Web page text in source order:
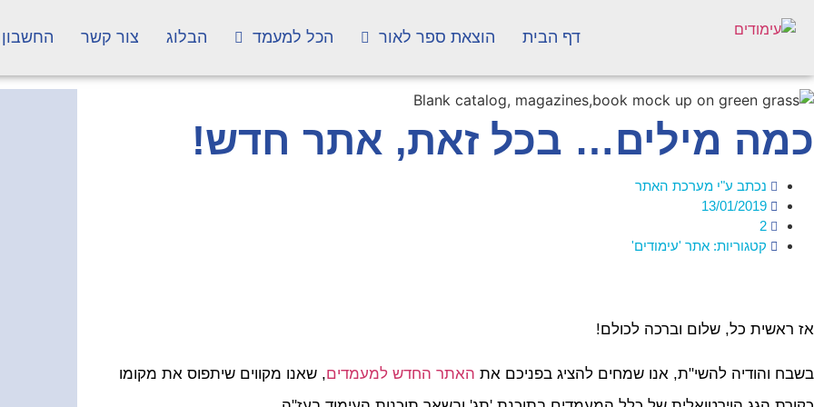
דף הבית הוצאת ספר לאור הכל למעמד הבלוג צור קשר
כמה מילים… בכל זאת, אתר חדש!
נכתב ע"י מערכת האתר
13/01/2019
2
קטגוריות: אתר 'עימודים'
אז ראשית כל, שלום וברכה לכולם!
בשבח והודיה להשי"ת, אנו שמחים להציג בפניכם את האתר החדש למעמדים, שאנו מקווים שיתפוס את מקומו